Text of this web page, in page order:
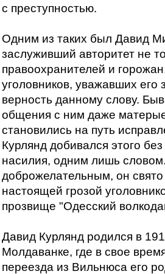
с преступностью.
Одним из таких был Давид
заслуживший авторитет не
правоохранителей и
уголовников, уважавших его
верность данному слову.
общения с ним даже
становились на путь
Курлянд добивался этого без
насилия, одним лишь
доброжелательным, он свято
настоящей грозой
прозвище "Одесский
Давид Курлянд родился в
Молдаванке, где в свое
переезда из Вильнюса его